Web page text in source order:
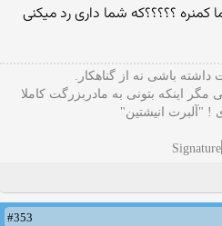
کمنره ؟؟؟؟؟که شما داری رد میکنی
باشی نه از گناهکار.
اینکه بتونی به مادربزرگت کاملا
"آلبرت انیشتین"
#353